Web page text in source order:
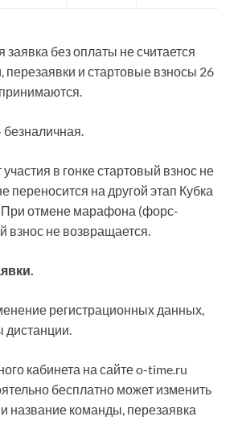
без оплаты не считается
перезаявки и стартовые взносы 26
в гонке стартовый взнос не
переносится на другой этап Кубка
отмене марафона (форс-
взнос не возвращается.
регистрационных данных,
кабинета на сайте o-time.ru
бесплатно может изменить
название команды, перезаявка